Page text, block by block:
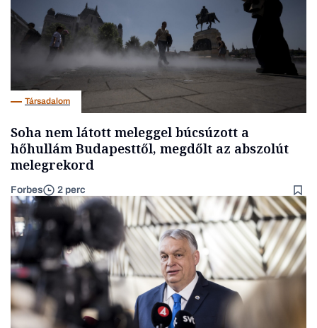
Társadalom
Soha nem látott meleggel búcsúzott a
hőhullám Budapesttől, megdőlt az abszolút
melegrekord
Forbes 2 perc